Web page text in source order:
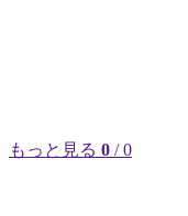
もっと見る 0 / 0